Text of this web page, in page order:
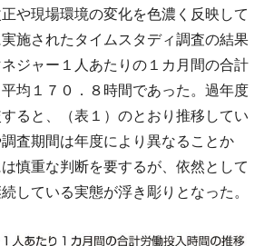
や現場環境の変化を色濃く反映して
施されたタイムスタディ調査の結果
ジャー１人あたりの１カ月間の合計
均１７０．８時間であった。過年度
ると、（表１）のとおり推移してい
査期間は年度により異なることか
慎重な判断を要するが、依然として
している実態が浮き彫りとなった。